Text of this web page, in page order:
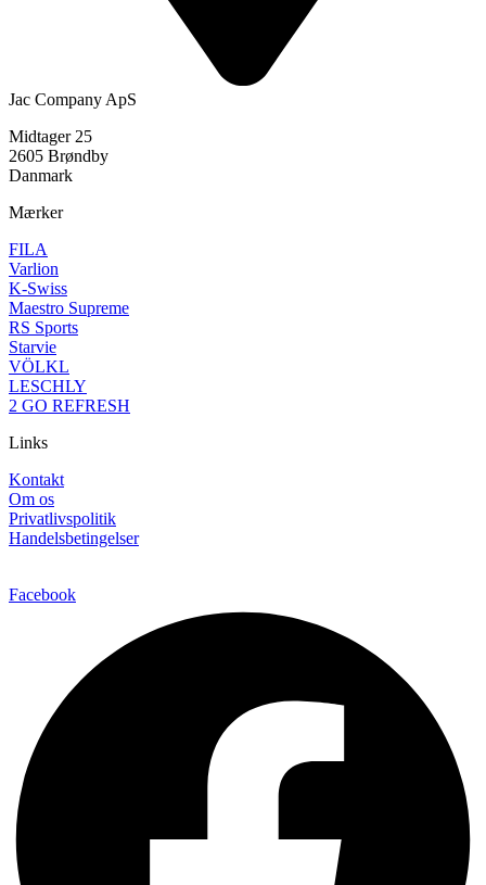
Jac Company ApS
Midtager 25
2605 Brøndby
Danmark
Mærker
FILA
Varlion
K-Swiss
Maestro Supreme
RS Sports
Starvie
VÖLKL
LESCHLY
2 GO REFRESH
Links
Kontakt
Om os
Privatlivspolitik
Handelsbetingelser
Facebook